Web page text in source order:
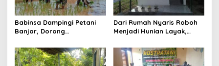
Babinsa Dampingi Petani
Banjar, Dorong
Ketahanan Pangan
Dari Rumah Nyaris Roboh
Menjadi Hunian Layak,
Wujudkan Harapan Ibu Feri